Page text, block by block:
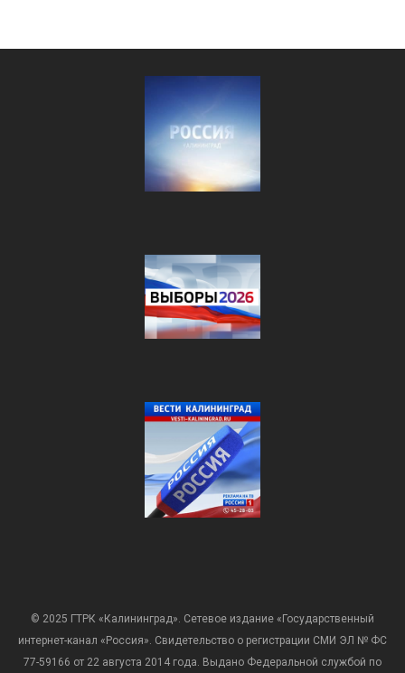
© 2025 ГТРК «Калининград». Сетевое издание «Государственный
интернет-канал «Россия». Свидетельство о регистрации СМИ ЭЛ № ФС
77-59166 от 22 августа 2014 года. Выдано Федеральной службой по